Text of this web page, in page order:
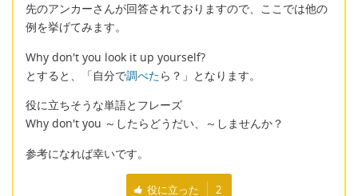
先のアンカーさんが回答されておりますので、ここでは他の
例を挙げてみます。
Why don't you look it up yourself?
とすると、「自分で調べたら？」となります。
役に立ちそうな単語とフレーズ
Why don't you ～したらどうだい、～しませんか？
参考になれば幸いです。
役に立った 2